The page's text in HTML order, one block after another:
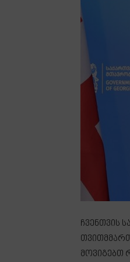
ჩვენთვის
მოვიგებთ